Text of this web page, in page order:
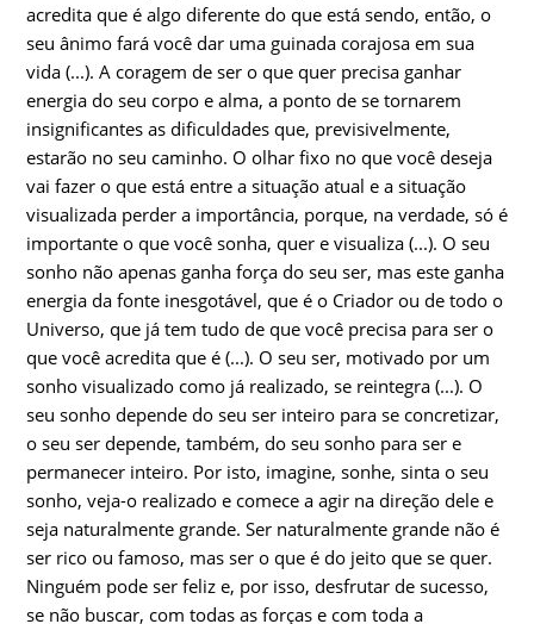
acredita que é algo diferente do que está sendo, então, o
seu ânimo fará você dar uma guinada corajosa em sua
vida (...). A coragem de ser o que quer precisa ganhar
energia do seu corpo e alma, a ponto de se tornarem
insignificantes as dificuldades que, previsivelmente,
estarão no seu caminho. O olhar fixo no que você deseja
vai fazer o que está entre a situação atual e a situação
visualizada perder a importância, porque, na verdade, só é
importante o que você sonha, quer e visualiza (...). O seu
sonho não apenas ganha força do seu ser, mas este ganha
energia da fonte inesgotável, que é o Criador ou de todo o
Universo, que já tem tudo de que você precisa para ser o
que você acredita que é (...). O seu ser, motivado por um
sonho visualizado como já realizado, se reintegra (...). O
seu sonho depende do seu ser inteiro para se concretizar,
o seu ser depende, também, do seu sonho para ser e
permanecer inteiro. Por isto, imagine, sonhe, sinta o seu
sonho, veja-o realizado e comece a agir na direção dele e
seja naturalmente grande. Ser naturalmente grande não é
ser rico ou famoso, mas ser o que é do jeito que se quer.
Ninguém pode ser feliz e, por isso, desfrutar de sucesso,
se não buscar, com todas as forças e com toda a